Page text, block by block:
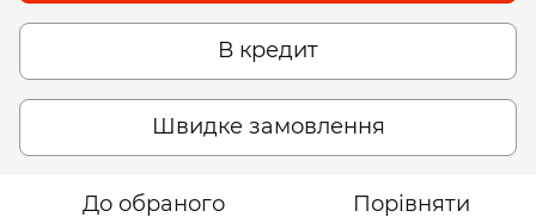
В кредит
Швидке замовлення
До обраного Порівняти